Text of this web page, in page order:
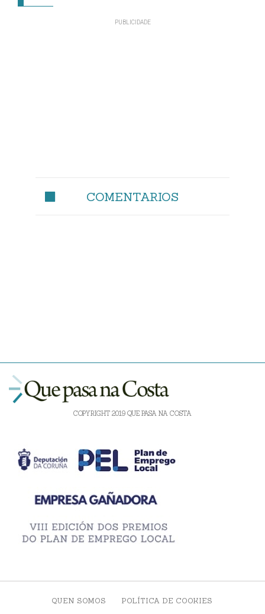
COMENTARIOS
COPYRIGHT 2019 QUE PASA NA COSTA
QUEN SOMOS
POLÍTICA DE COOKIES